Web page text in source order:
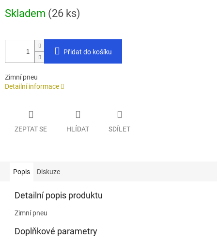
cena:
Skladem (26 ks)
Přidat do košíku
Zimní pneu
Detailní informace
ZEPTAT SE HLÍDAT SDÍLET
Popis Diskuze
Detailní popis produktu
Zimní pneu
Doplňkové parametry